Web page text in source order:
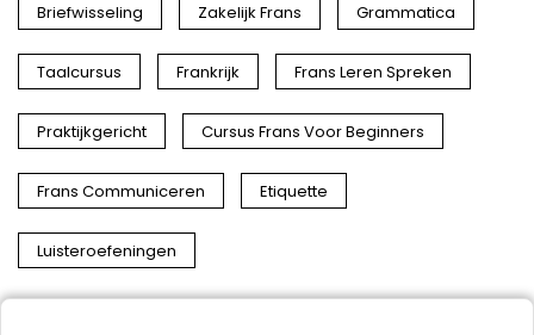
Briefwisseling Zakelijk Frans Grammatica
Taalcursus Frankrijk Frans Leren Spreken
Praktijkgericht Cursus Frans Voor Beginners
Frans Communiceren Etiquette
Luisteroefeningen